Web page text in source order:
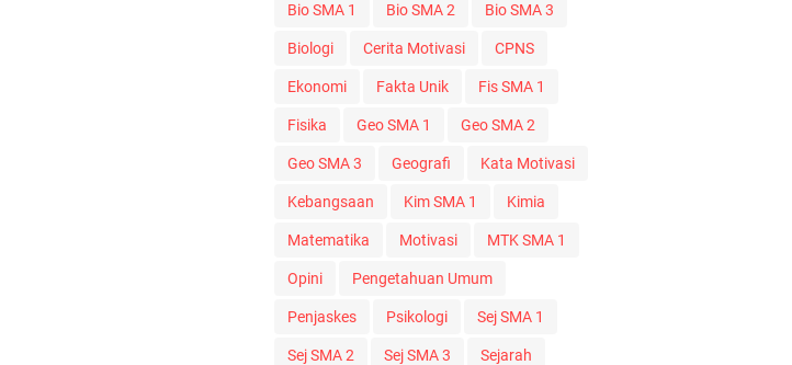
Bio SMA 1 Bio SMA 2 Bio SMA 3
Biologi Cerita Motivasi CPNS
Ekonomi Fakta Unik Fis SMA 1
Fisika Geo SMA 1 Geo SMA 2
Geo SMA 3 Geografi Kata Motivasi
Kebangsaan Kim SMA 1 Kimia
Matematika Motivasi MTK SMA 1
Opini Pengetahuan Umum
Penjaskes Psikologi Sej SMA 1
Sej SMA 2 Sej SMA 3 Sejarah